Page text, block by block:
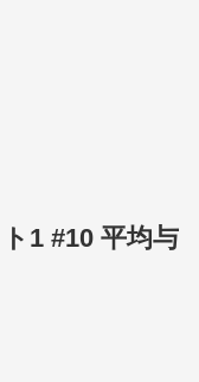
1 #10 平均与